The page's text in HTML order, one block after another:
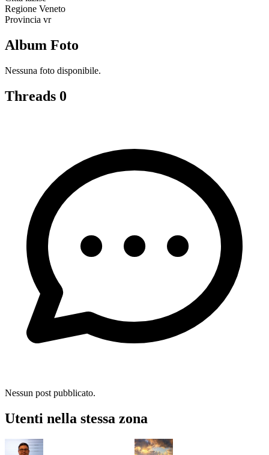
Regione Veneto
Provincia vr
Album Foto
Nessuna foto disponibile.
Threads 0
Nessun post pubblicato.
Utenti nella stessa zona